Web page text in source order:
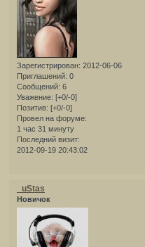
Зарегистрирован: 2012-06-06
Приглашений: 0
Сообщений: 6
Уважение: [+0/-0]
Позитив: [+0/-0]
Провел на форуме:
1 час 31 минуту
Последний визит:
2012-09-19 20:43:02
_uStas
Новичок